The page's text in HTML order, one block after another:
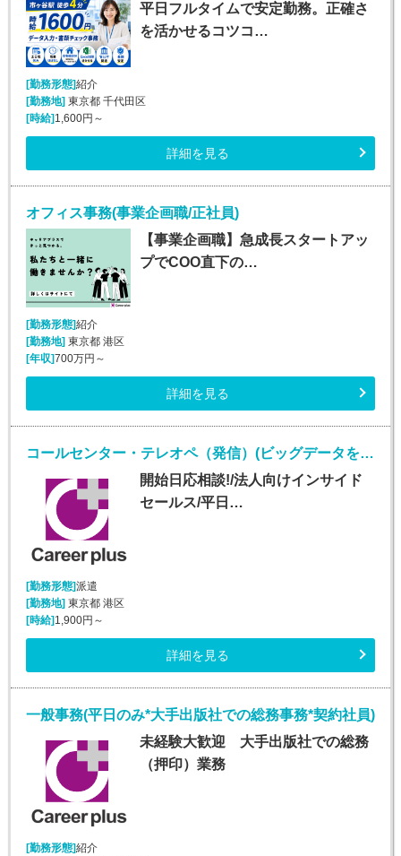
平日フルタイムで安定勤務。正確さ
を活かせるコツコ…
[勤務形態]紹介
[勤務地] 東京都 千代田区
[時給] 1,600円～
詳細を見る
オフィス事務(事業企画職/正社員)
【事業企画職】急成長スタートアッ
プでCOO直下の…
[勤務形態]紹介
[勤務地] 東京都 港区
[年収]700万円～
詳細を見る
コールセンター・テレオペ（発信）(ビッグデータを扱うIT企業での法人向けインサイドセールス)
開始日応相談!/法人向けインサイド
セールス/平日…
[勤務形態]派遣
[勤務地] 東京都 港区
[時給] 1,900円～
詳細を見る
一般事務(平日のみ*大手出版社での総務事務*契約社員)
未経験大歓迎 大手出版社での総務
（押印）業務
[勤務形態]紹介